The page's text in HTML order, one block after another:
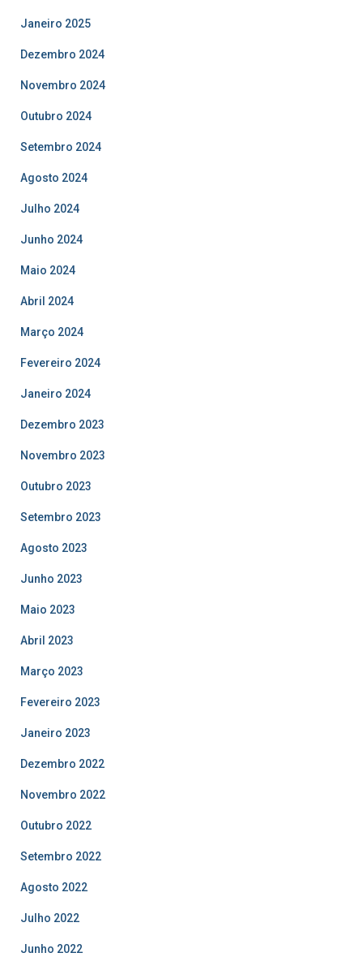
Janeiro 2025
Dezembro 2024
Novembro 2024
Outubro 2024
Setembro 2024
Agosto 2024
Julho 2024
Junho 2024
Maio 2024
Abril 2024
Março 2024
Fevereiro 2024
Janeiro 2024
Dezembro 2023
Novembro 2023
Outubro 2023
Setembro 2023
Agosto 2023
Junho 2023
Maio 2023
Abril 2023
Março 2023
Fevereiro 2023
Janeiro 2023
Dezembro 2022
Novembro 2022
Outubro 2022
Setembro 2022
Agosto 2022
Julho 2022
Junho 2022